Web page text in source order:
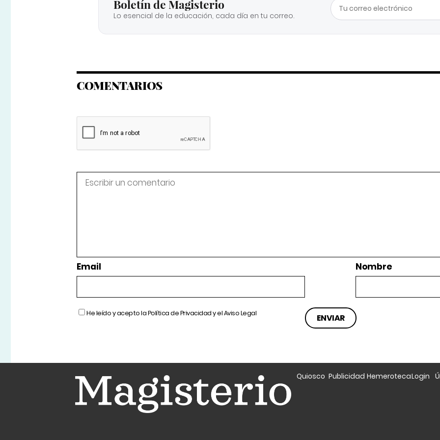
Boletín de Magisterio
Lo esencial de la educación, cada día en tu correo.
COMENTARIOS
Email Nombre
He leído y acepto laPolítica de Privacidady elAviso Legal
Quiosco Publicidad HemerotecaLogin